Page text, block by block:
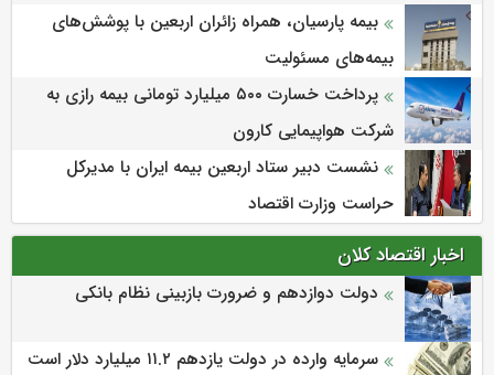
بیمه پارسیان، همراه زائران اربعین با پوشش‌های
بیمه‌های مسئولیت
پرداخت خسارت ۵۰۰ میلیارد تومانی بیمه رازی به
شرکت هواپیمایی کارون
نشست دبیر ستاد اربعین بیمه ایران با مدیرکل
حراست وزارت اقتصاد
اخبار اقتصاد کلان
دولت دوازدهم و ضرورت بازبینی نظام بانکی
سرمایه وارده در دولت یازدهم ۱۱.۲ میلیارد دلار است